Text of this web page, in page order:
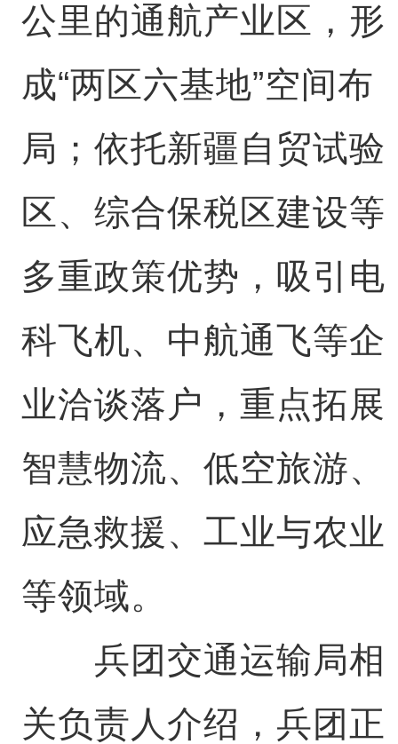
公里的通航产业区，形
成“两区六基地”空间布
局；依托新疆自贸试验
区、综合保税区建设等
多重政策优势，吸引电
科飞机、中航通飞等企
业洽谈落户，重点拓展
智慧物流、低空旅游、
应急救援、工业与农业
等领域。
兵团交通运输局相
关负责人介绍，兵团正